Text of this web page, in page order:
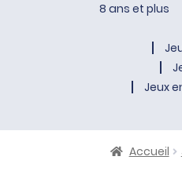
8 ans et plus
Jeux
Accueil